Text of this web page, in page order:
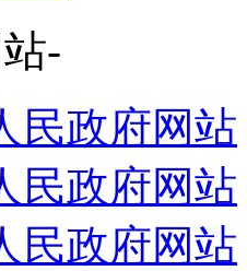
-
民政府网站
民政府网站
民政府网站